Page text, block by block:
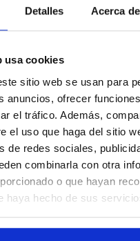
Detalles Acerca
usa cookies
sitio web se usan para
anuncios, ofrecer
el tráfico. Además,
el uso que haga del sitio
de redes sociales,
combinarla con otra
o que hayan
haya hecho de sus